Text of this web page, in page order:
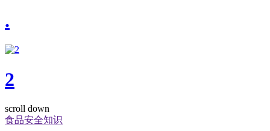
.
2
scroll down
食品安全知识